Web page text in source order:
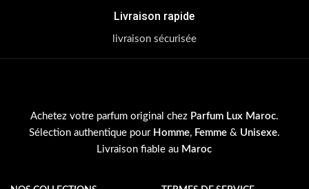
Livraison rapide
livraison sécurisée
Achetez votre parfum original chez Parfum Lux Maroc.
Sélection authentique pour Homme, Femme& Unisexe.
Livraison fiable au Maroc